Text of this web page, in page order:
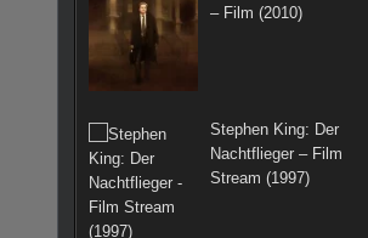
– Film (2010)
Stephen King: Der
Nachtflieger – Film
Stream (1997)